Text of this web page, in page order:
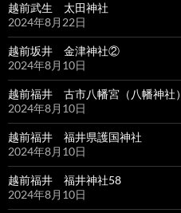
越前武生 太田神社
2024年8月22日
越前坂井 金津神社②
2024年8月10日
越前福井 古市八幡宮（八幡神社）
2024年8月10日
越前福井 福井県護国神社
2024年8月10日
越前福井 福井神社58
2024年8月10日